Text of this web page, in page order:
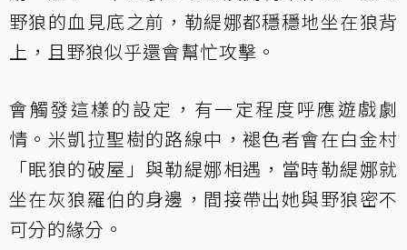
野狼的血見底之前，勒緹娜都穩穩地坐在狼背
上，且野狼似乎還會幫忙攻擊。
會觸發這樣的設定，有一定程度呼應遊戲劇
情。米凱拉聖樹的路線中，褪色者會在白金村
「眠狼的破屋」與勒緹娜相遇，當時勒緹娜就
坐在灰狼羅伯的身邊，間接帶出她與野狼密不
可分的緣分。